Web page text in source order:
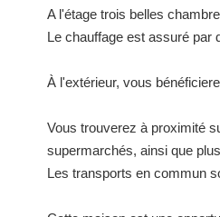
A l'étage trois belles
Le chauffage est assuré par
À l'extérieur, vous
Vous trouverez à proximité
supermarchés, ainsi que
Les transports en commun